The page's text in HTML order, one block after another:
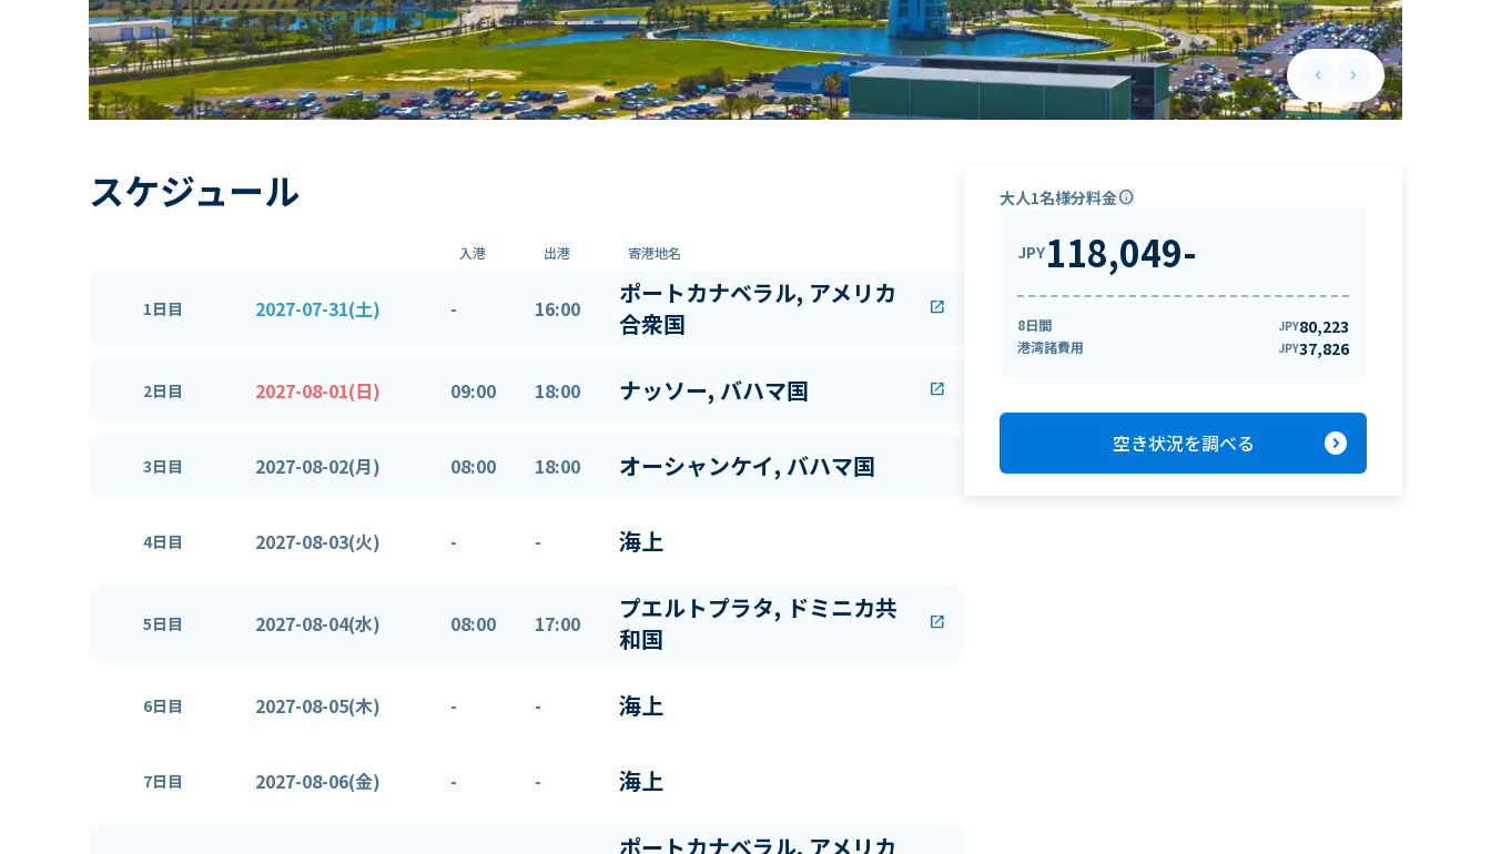
keyboard_arrow_leftPrevious slide
keyboard_arrow_rightNext slide
スケジュール
入港 出港 寄港地名
1日目 2027-07-31(土) - 16:00
ポートカナベラル, アメリカ
合衆国
open_in_new
2日目 2027-08-01(日) 09:00 18:00 ナッソー, バハマ国 open_in_new
3日目 2027-08-02(月) 08:00 18:00 オーシャンケイ, バハマ国
4日目 2027-08-03(火) - - 海上
5日目 2027-08-04(水) 08:00 17:00
プエルトプラタ, ドミニカ共
和国
open_in_new
6日目 2027-08-05(木) - - 海上
7日目 2027-08-06(金) - - 海上
ポートカナベラル, アメリカ
大人1名様分料金info
JPY118,049-
8日間 JPY80,223
港湾諸費用 JPY37,826
空き状況を調べる expand_circle_right